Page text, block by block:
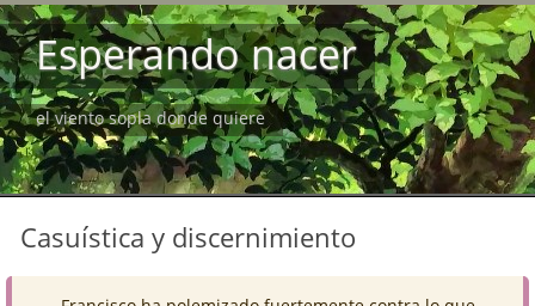
Esperando nacer
el viento sopla donde quiere
Casuística y discernimiento